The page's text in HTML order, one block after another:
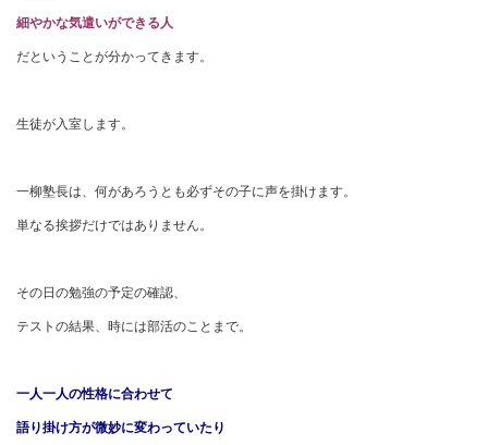
細やかな気遣いができる人
だということが分かってきます。
生徒が入室します。
一柳塾長は、何があろうとも必ずその子に声を掛けます。
単なる挨拶だけではありません。
その日の勉強の予定の確認、
テストの結果、時には部活のことまで。
一人一人の性格に合わせて
語り掛け方が微妙に変わっていたり